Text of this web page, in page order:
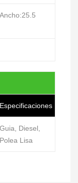
Especificaciones
Guia, Diesel,
Polea Lisa